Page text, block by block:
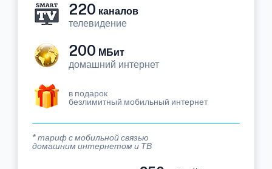
220 каналов
телевидение
200 МБит
домашний интернет
в подарок
безлимитный мобильный интернет
* тариф с мобильной связью
домашним интернетом и ТВ